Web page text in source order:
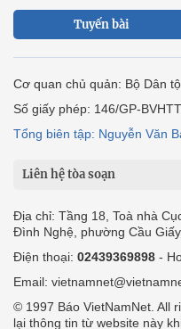
Tuyến bài
Cơ quan chủ quản: Bộ Dân
Số giấy phép: 146/GP-
Tổng biên tập: Nguyễn Văn
Liên hệ tòa soạn
Địa chỉ: Tầng 18, Toà nhà
Đình Nghệ, phường Cầu
Điện thoại: 02439369898 -
Email:
© 1997 Báo VietNamNet. All
lại thông tin từ website này